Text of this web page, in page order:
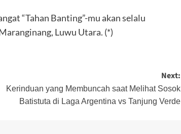
“Tahan Banting”-mu akan selalu
Luwu Utara. (*)
Next:
Kerinduan yang Membuncah saat Melihat Sosok
Batistuta di Laga Argentina vs Tanjung Verde